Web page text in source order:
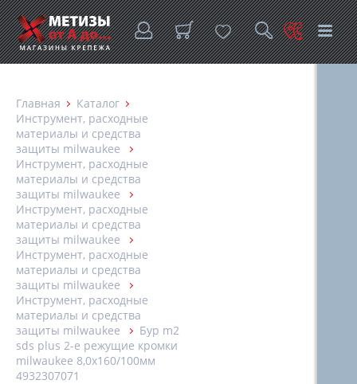
Главная
Каталог
Инструмент, расходные
материалы и средства
защиты milwaukee
Инструмент, расходные
материалы и средства
защиты milwaukee
Инструмент, расходные
материалы и средства
защиты milwaukee
Инструмент, расходные
материалы и средства
защиты milwaukee
Инструмент, расходные
материалы и средства
защиты milwaukee
Бур m2
sds plus 2-е режущие кромки
milwaukee 8,0х160/100мм
4932307071